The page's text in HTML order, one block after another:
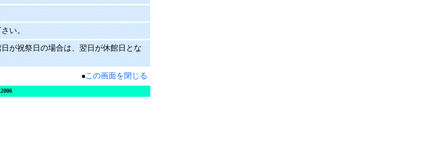
い。
が祝祭日の場合は、翌日が休館日とな
■この画面を閉じる